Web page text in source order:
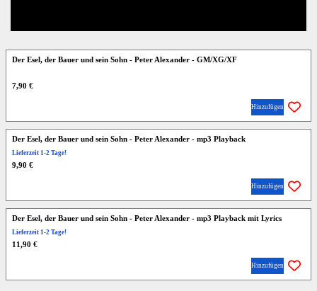
Der Esel, der Bauer und sein Sohn - Peter Alexander - GM/XG/XF
7,90 €
Hinzufügen
Der Esel, der Bauer und sein Sohn - Peter Alexander - mp3 Playback
Lieferzeit 1-2 Tage!
9,90 €
Hinzufügen
Der Esel, der Bauer und sein Sohn - Peter Alexander - mp3 Playback mit Lyrics
Lieferzeit 1-2 Tage!
11,90 €
Hinzufügen